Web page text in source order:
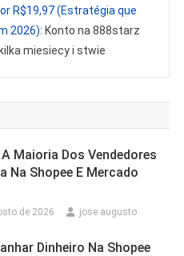
R$19,97 (Estratégia que
2026): Konto na 888starz
miesiecy i stwie
A Maioria Dos Vendedores
Na Shopee E Mercado
de 2026 jose augusto
Dinheiro Na Shopee